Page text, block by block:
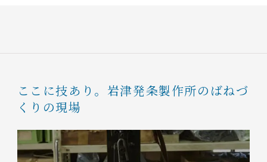
ここに技あり。 岩津発条製作所のばねづ
くりの現場